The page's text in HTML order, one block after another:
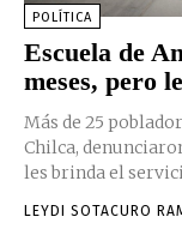
POLÍTICA
Escuela de
meses, pero
Más de 25
Chilca,
les brinda el
LEYDI SOTACURO